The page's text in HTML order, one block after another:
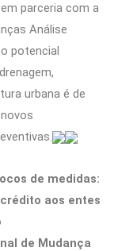
parceria com a
Análise
potencial
urbana é de
de medidas:
aos entes
de Mudança